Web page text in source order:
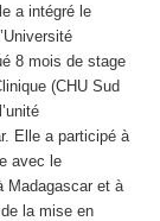
a intégré le
8 mois de stage
(CHU Sud
Elle a participé à
avec le
Madagascar et à
la mise en